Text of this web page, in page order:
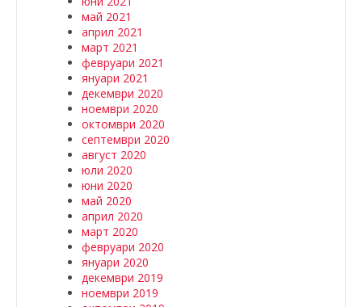
май 2021
април 2021
март 2021
февруари 2021
януари 2021
декември 2020
ноември 2020
октомври 2020
септември 2020
август 2020
юли 2020
юни 2020
май 2020
април 2020
март 2020
февруари 2020
януари 2020
декември 2019
ноември 2019